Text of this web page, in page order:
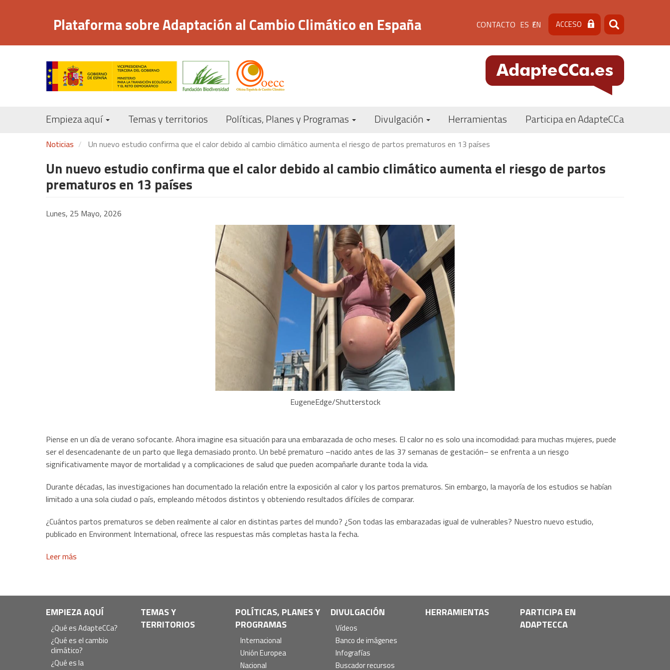
principal
Plataforma sobre Adaptación al Cambio Climático en España Menú
de
cabecera
[contacto]
CONTACTO ES EN ACCESO Buscar
Buscar
Navegación
Empieza aquí Temas y territorios Políticas, Planes y Programas Divulgación Herramientas Participa en AdapteCCa
Noticias Un nuevo estudio confirma que el calor debido al cambio climático aumenta el riesgo de partos prematuros en 13 países
Un nuevo estudio confirma que el calor debido al cambio climático aumenta el riesgo de partos
prematuros en 13 países
Lunes, 25 Mayo, 2026
EugeneEdge/Shutterstock
Piense en un día de verano sofocante. Ahora imagine esa situación para una embarazada de ocho meses. El calor no es solo una incomodidad: para muchas mujeres, puede
ser el desencadenante de un parto que llega demasiado pronto. Un bebé prematuro –nacido antes de las 37 semanas de gestación– se enfrenta a un riesgo
significativamente mayor de mortalidad y a complicaciones de salud que pueden acompañarle durante toda la vida.
Durante décadas, las investigaciones han documentado la relación entre la exposición al calor y los partos prematuros. Sin embargo, la mayoría de los estudios se habían
limitado a una sola ciudad o país, empleando métodos distintos y obteniendo resultados difíciles de comparar.
¿Cuántos partos prematuros se deben realmente al calor en distintas partes del mundo? ¿Son todas las embarazadas igual de vulnerables? Nuestro nuevo estudio,
publicado en Environment International, ofrece las respuestas más completas hasta la fecha.
Leer más
Navegación
principal
EMPIEZA AQUÍ
¿Qué es AdapteCCa?
¿Qué es el cambio
climático?
¿Qué es la
TEMAS Y
TERRITORIOS
POLÍTICAS, PLANES Y
PROGRAMAS
Internacional
Unión Europea
Nacional
DIVULGACIÓN
Vídeos
Banco de imágenes
Infografías
Buscador recursos
HERRAMIENTAS
PARTICIPA EN
ADAPTECCA